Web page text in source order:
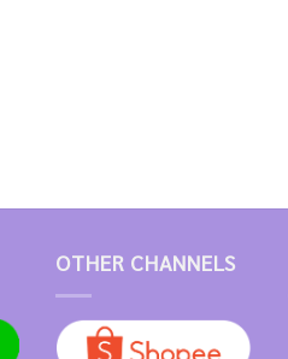
OTHER CHANNELS